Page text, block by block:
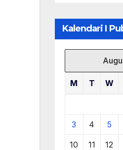
Kalendari I
M T W
3 4 5
10 11 12